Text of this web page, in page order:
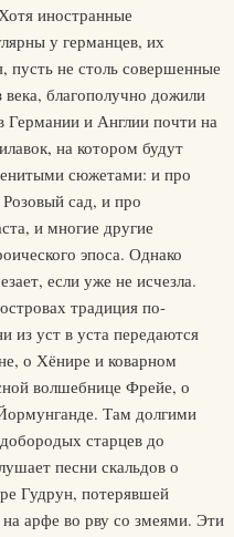
иностранные
у германцев, их
пусть не столь совершенные
благополучно дожили
Германии и Англии почти на
на котором будут
сюжетами: и про
сад, и про
и многие другие
эпоса. Однако
если уже не исчезла.
традиция по-
из уст в уста передаются
о Хёнире и коварном
волшебнице Фрейе, о
Там долгими
старцев до
песни скальдов о
Гудрун, потерявшей
арфе во рву со змеями. Эти